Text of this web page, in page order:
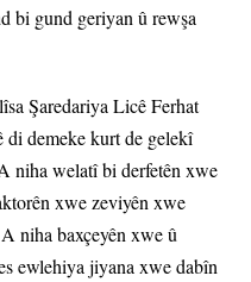
bi gund geriyan û rewşa
Şaredariya Licê Ferhat
demeke kurt de gelekî
niha welatî bi derfetên xwe
xwe zeviyên xwe
niha baxçeyên xwe û
ewlehiya jiyana xwe dabîn